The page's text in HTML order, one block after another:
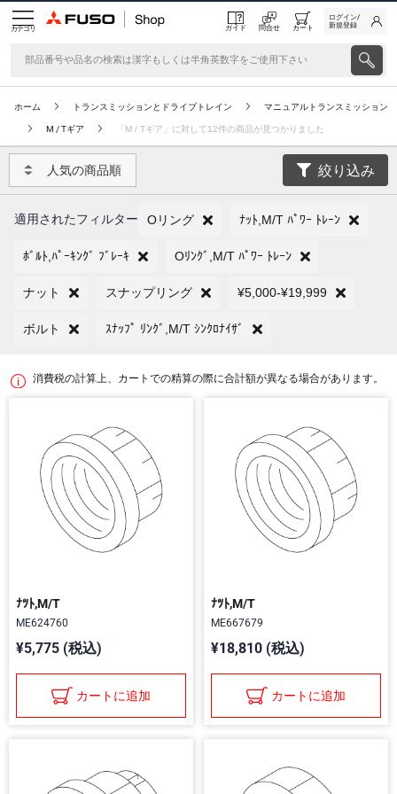
カテゴリ ガイド 問合せ カート
ログイン/
新規登録
ホーム トランスミッションとドライブトレイン マニュアルトランスミッション
M / Tギア 「M / Tギア」に対して12件の商品が見つかりました
人気の商品順 絞り込み
適用されたフィルター Oリング ﾅｯﾄ,M/T ﾊﾟﾜｰ ﾄﾚｰﾝ
ﾎﾞﾙﾄ,ﾊﾟｰｷﾝｸﾞ ﾌﾞﾚｰｷ Oﾘﾝｸﾞ,M/T ﾊﾟﾜｰ ﾄﾚｰﾝ
ナット スナップリング ¥5,000-¥19,999
ボルト ｽﾅｯﾌﾟ ﾘﾝｸﾞ,M/T ｼﾝｸﾛﾅｲｻﾞ
消費税の計算上、カートでの精算の際に合計額が異なる場合があります。
ﾅﾂﾄ,M/T
ME624760
¥5,775 (税込)
カートに追加
ﾅﾂﾄ,M/T
ME667679
¥18,810 (税込)
カートに追加